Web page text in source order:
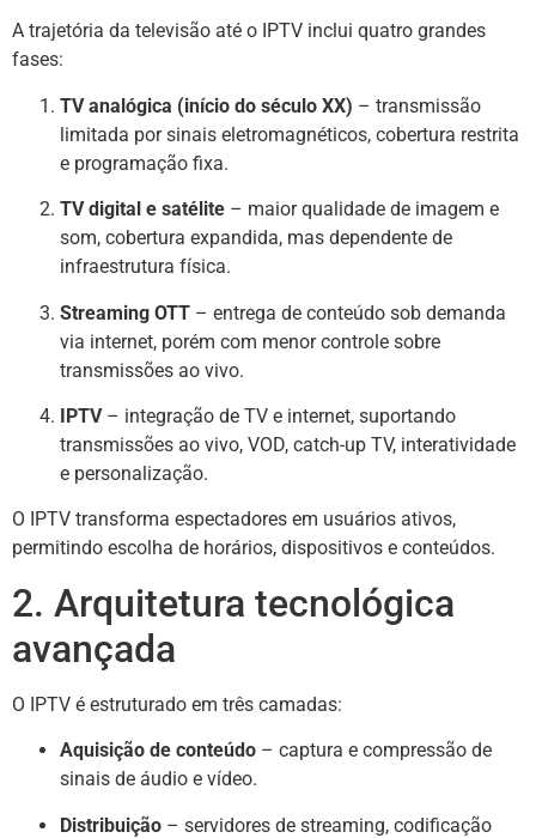
A trajetória da televisão até o IPTV inclui quatro grandes
fases:
TV analógica (início do século XX) – transmissão
limitada por sinais eletromagnéticos, cobertura restrita
e programação fixa.
TV digital e satélite – maior qualidade de imagem e
som, cobertura expandida, mas dependente de
infraestrutura física.
Streaming OTT – entrega de conteúdo sob demanda
via internet, porém com menor controle sobre
transmissões ao vivo.
IPTV– integração de TV e internet, suportando
transmissões ao vivo, VOD, catch-up TV, interatividade
e personalização.
O IPTV transforma espectadores em usuários ativos,
permitindo escolha de horários, dispositivos e conteúdos.
2. Arquitetura tecnológica
avançada
O IPTV é estruturado em três camadas:
Aquisição de conteúdo – captura e compressão de
sinais de áudio e vídeo.
Distribuição – servidores de streaming, codificação